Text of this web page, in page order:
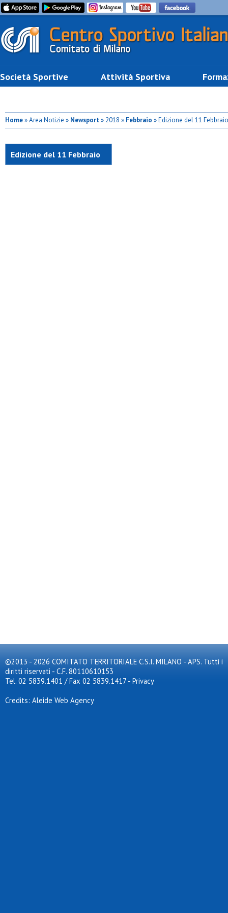
Società Sportive Attività Sportiva
Home» Area Notizie » Newsport» 2018 » Febbraio » Edizione del 11
Edizione del 11 Febbraio
©2013 - 2026 COMITATO TERRITORIALE C.S.I. MILANO - APS. Tutti i
diritti riservati - C.F. 80110610153
Tel. 02 5839.1401 / Fax 02 5839.1417 - Privacy
Credits: Aleide Web Agency